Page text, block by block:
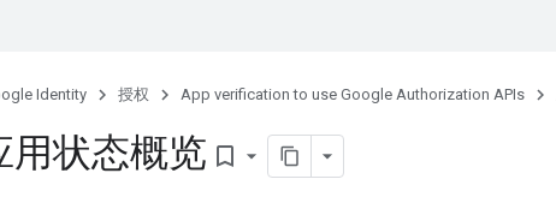
Identity 授权 App verification to use Google Authorization APIs
用状态概览 bookmark_border